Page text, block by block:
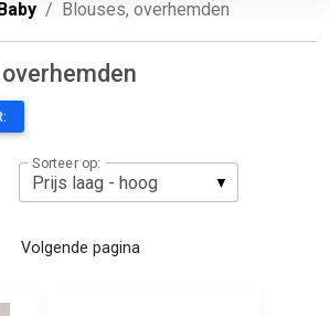
Baby Blouses, overhemden
Sorteer op:
Volgende pagina